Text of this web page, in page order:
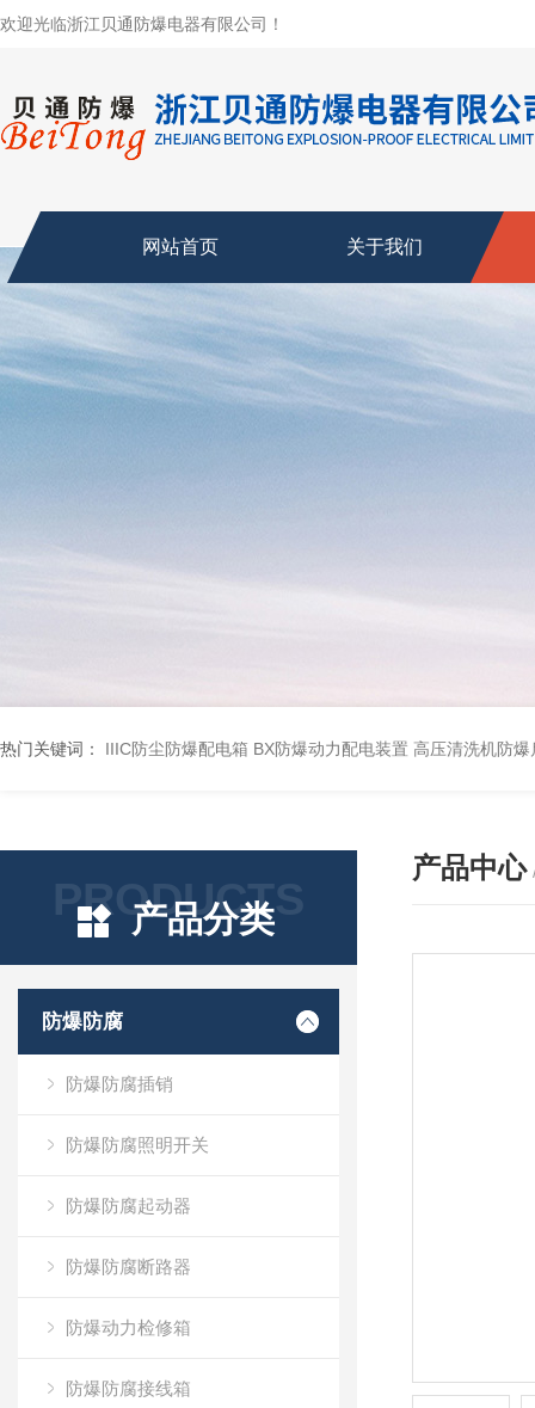
欢迎光临浙江贝通防爆电器有限公司！
网站首页 关于我们
热门关键词： IIIC防尘防爆配电箱 BX防爆动力配电装置 高压清洗机防爆
PRODUCTS
产品分类
防爆防腐
防爆防腐插销
防爆防腐照明开关
防爆防腐起动器
防爆防腐断路器
防爆动力检修箱
防爆防腐接线箱
产品中心